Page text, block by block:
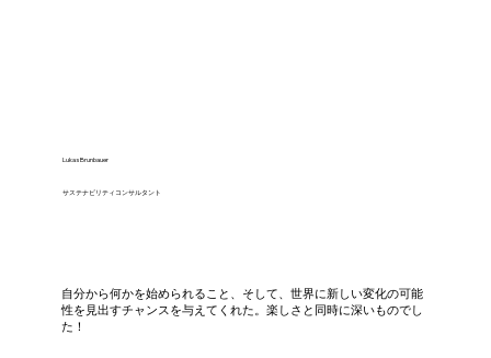
Lukas Brunbauer
サステナビリティコンサルタント
自分から何かを始められること、そして、世界に新しい変化の可能
性を見出すチャンスを与えてくれた。楽しさと同時に深いものでし
た！